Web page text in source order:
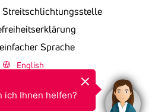
English
Streitschlichtungsstelle
Sprache
ich Ihnen helfen?